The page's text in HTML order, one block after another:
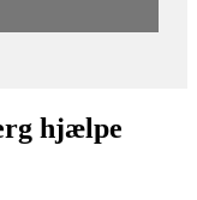
hjælpe